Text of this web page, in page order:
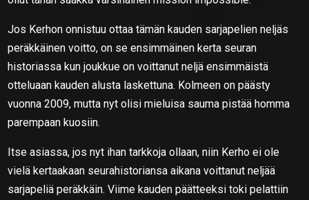
Jos Kerhon onnistuu ottaa tämän kauden sarjapelien neljäs
peräkkäinen voitto, on se ensimmäinen kerta seuran
historiassa kun joukkue on voittanut neljä ensimmäistä
otteluaan kauden alusta laskettuna. Kolmeen on päästy
vuonna 2009, mutta nyt olisi mieluisa sauma pistää homma
parempaan kuosiin.
Itse asiassa, jos nyt ihan tarkkoja ollaan, niin Kerho ei ole
vielä kertaakaan seurahistoriansa aikana voittanut neljää
sarjapeliä peräkkäin. Viime kauden päätteeksi toki pelattiin